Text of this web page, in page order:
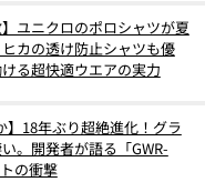
ユニクロのポロシャツが夏
カの透け防止シャツも優
る超快適ウエアの実力
】18年ぶり超絶進化！グラ
。開発者が語る「GWR-
の衝撃